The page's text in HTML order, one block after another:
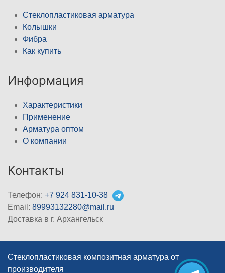
Стеклопластиковая арматура
Колышки
Фибра
Как купить
Информация
Характеристики
Применение
Арматура оптом
О компании
Контакты
Телефон: +7 924 831-10-38
Email: 89993132280@mail.ru
Доставка в г. Архангельск
Стеклопластиковая композитная арматура от
производителя